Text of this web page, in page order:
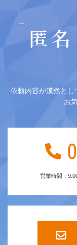
匿名
依頼内容が漠然とし
お
営業時間：